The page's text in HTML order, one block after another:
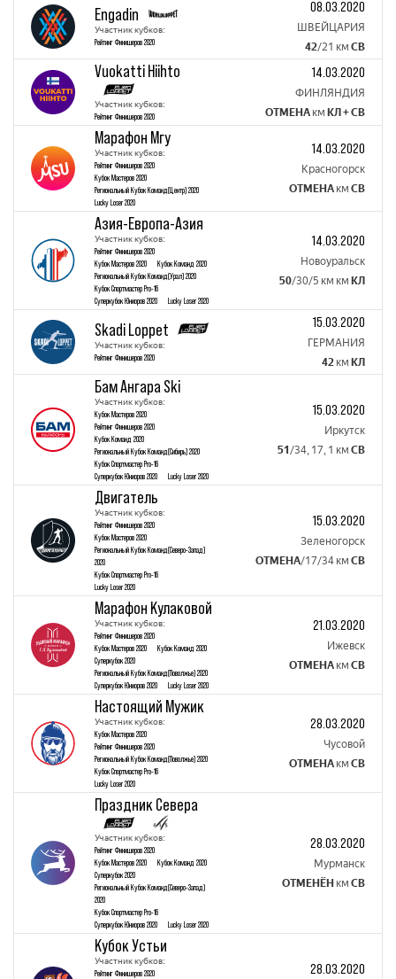
Engadin
Участник кубков:
Рейтинг Финишеров 2020
08.03.2020
ШВЕЙЦАРИЯ
42/21 км СВ
Vuokatti Hiihto
Участник кубков:
Рейтинг Финишеров 2020
14.03.2020
ФИНЛЯНДИЯ
ОТМЕНА км КЛ + CВ
Марафон Мгу
Участник кубков:
Рейтинг Финишеров 2020
Кубок Mастеров 2020
Региональный Кубок Команд(Центр) 2020
Lucky Loser 2020
14.03.2020
Красногорск
ОТМЕНА км СВ
Азия-Европа-Азия
Участник кубков:
Рейтинг Финишеров 2020
Кубок Mастеров 2020
Кубок Команд 2020
Региональный Кубок Команд(Урал) 2020
Кубок Спортмастер Pro-16
Суперкубок Юниоров 2020
Lucky Loser 2020
14.03.2020
Новоуральск
50/30/5 км км КЛ
Skadi Loppet
Участник кубков:
Рейтинг Финишеров 2020
15.03.2020
ГЕРМАНИЯ
42 км КЛ
Бам Ангара Ski
Участник кубков:
Кубок Mастеров 2020
Рейтинг Финишеров 2020
Кубок Команд 2020
Региональный Кубок Команд(Сибирь) 2020
Кубок Спортмастер Pro-16
Суперкубок Юниоров 2020
Lucky Loser 2020
15.03.2020
Иркутск
51 /34, 17, 1 км СВ
Двигатель
Участник кубков:
Рейтинг Финишеров 2020
Кубок Mастеров 2020
Региональный Кубок Команд(Северо-Запад)
2020
Кубок Спортмастер Pro-16
Lucky Loser 2020
15.03.2020
Зеленогорск
ОТМЕНА/17/34 км СВ
Марафон Кулаковой
Участник кубков:
Рейтинг Финишеров 2020
Кубок Mастеров 2020
Кубок Команд 2020
Суперкубок 2020
Региональный Кубок Команд(Поволжье) 2020
Суперкубок Юниоров 2020
Lucky Loser 2020
21.03.2020
Ижевск
ОТМЕНА км СВ
Настоящий Мужик
Участник кубков:
Кубок Mастеров 2020
Рейтинг Финишеров 2020
Региональный Кубок Команд(Поволжье) 2020
Кубок Спортмастер Pro-16
Lucky Loser 2020
28.03.2020
Чусовой
ОТМЕНА км СВ
Праздник Севера
Участник кубков:
Рейтинг Финишеров 2020
Кубок Mастеров 2020
Кубок Команд 2020
Суперкубок 2020
Региональный Кубок Команд(Северо-Запад)
2020
Кубок Спортмастер Pro-16
Суперкубок Юниоров 2020
Lucky Loser 2020
28.03.2020
Мурманск
ОТМЕНЁН км СВ
Кубок Устьи
Участник кубков:
Рейтинг Финишеров 2020
28.03.2020